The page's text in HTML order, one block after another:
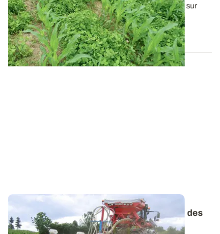
Cette nouvelle approche de la culture du maïs mise sur
l’amélioration de la fertilité de...
02 AVR. 2015
Maïs fourrage - Les conditions de réussite des
semis précoces